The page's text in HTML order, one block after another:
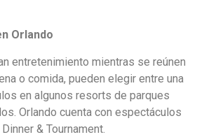
Orlando
entretenimiento mientras se reúnen
o comida, pueden elegir entre una
en algunos resorts de parques
Orlando cuenta con espectáculos
& Tournament.